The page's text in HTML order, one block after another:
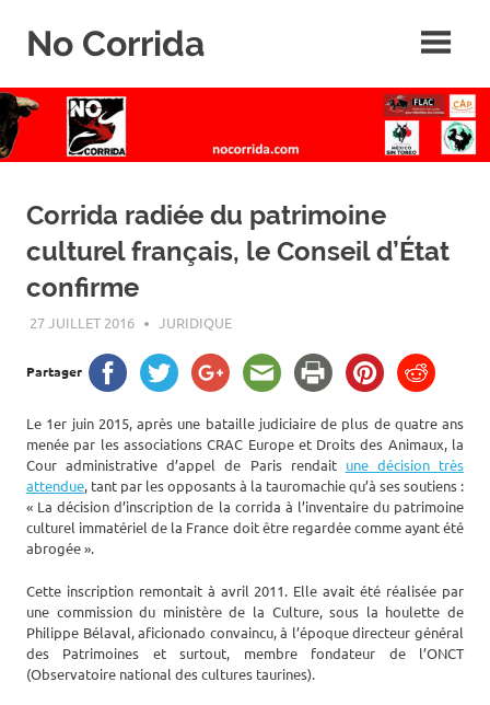
No Corrida
de
la
corrida
Corrida radiée du patrimoine
culturel français, le Conseil d’État
confirme
27 JUILLET 2016 ROGER LAHANA
JURIDIQUE
Partager
Le 1er juin 2015, après une bataille judiciaire de plus de quatre ans
menée par les associations CRAC Europe et Droits des Animaux, la
Cour administrative d’appel de Paris rendait une décision très
attendue, tant par les opposants à la tauromachie qu’à ses soutiens :
« La décision d’inscription de la corrida à l’inventaire du patrimoine
culturel immatériel de la France doit être regardée comme ayant été
abrogée ».
Cette inscription remontait à avril 2011. Elle avait été réalisée par
une commission du ministère de la Culture, sous la houlette de
Philippe Bélaval, aficionado convaincu, à l’époque directeur général
des Patrimoines et surtout, membre fondateur de l’ONCT
(Observatoire national des cultures taurines).